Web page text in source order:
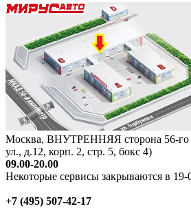
Москва, ВНУТРЕННЯЯ сторона 56-
ул., д.12, корп. 2, стр. 5, бокс 4)
09.00-20.00
Некоторые сервисы закрываются в 19-
+7 (495) 507-42-17